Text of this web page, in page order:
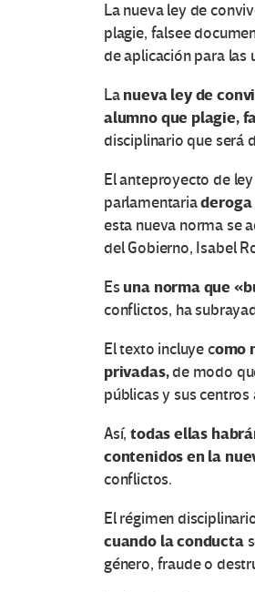
La nueva ley de
plagie, falsee
de aplicación para las
Lanueva ley de
alumno que plagie,
disciplinario que será
El anteproyecto de
parlamentaria
esta nueva norma se
del Gobierno, Isabel
Es una norma que
conflictos, ha
El texto incluye como
privadas,de modo
públicas y sus
Así,todas ellas
contenidos en la
conflictos.
El régimen
cuando la conducta
género, fraude o